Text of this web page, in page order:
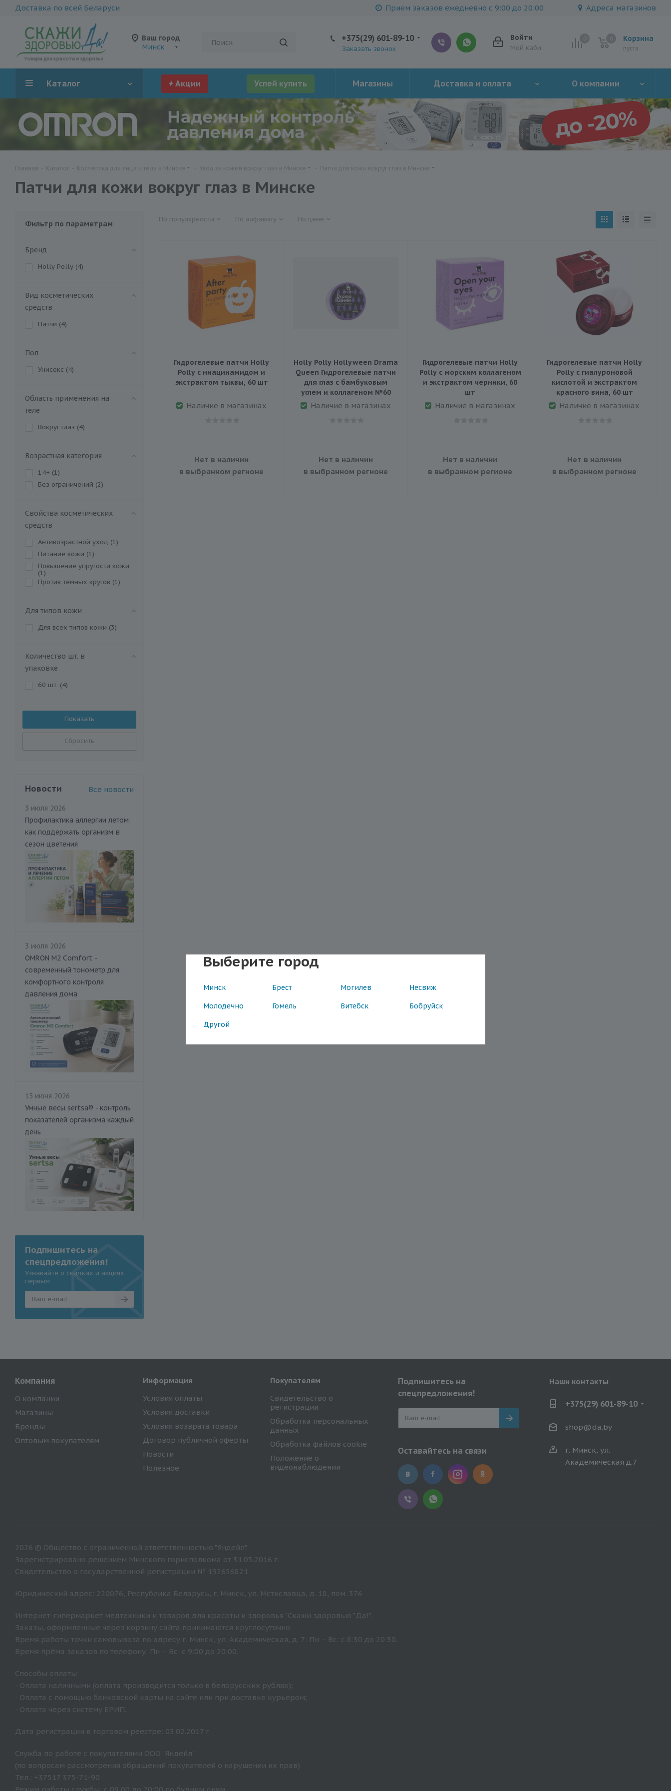
Выберите город
Минск Брест Могилев Несвиж
Молодечно Гомель Витебск Бобруйск
Другой
Доставка по всей Беларуси Прием заказов ежедневно с 9:00 до 20:00 Адреса магазинов
Ваш город
Минск
Корзина
пуста
Войти
Мой кабинет
+375(29) 601-89-10
Заказать звонок
Каталог Акции Успей купить Магазины Доставка и оплата О компании
Патчи для кожи вокруг глаз в Минске
По популярности По алфавиту По цене
Гидрогелевые патчи Holly
Polly с ниацинамидом и
экстрактом тыквы, 60 шт
Наличие в магазинах
Нет в наличии
в выбранном регионе
Holly Polly Hollyween Drama
Queen Гидрогелевые патчи
для глаз с бамбуковым
углем и коллагеном №60
Наличие в магазинах
Нет в наличии
в выбранном регионе
Гидрогелевые патчи Holly
Polly с морским коллагеном
и экстрактом черники, 60
шт
Наличие в магазинах
Нет в наличии
в выбранном регионе
Гидрогелевые патчи Holly
Polly с гиалуроновой
кислотой и экстрактом
красного вина, 60 шт
Наличие в магазинах
Нет в наличии
в выбранном регионе
Фильтр по параметрам
Бренд
Holly Polly (4)
Вид косметических
средств
Патчи (4)
Пол
Унисекс (4)
Область применения на
теле
Вокруг глаз (4)
Возрастная категория
14+ (1)
Без ограничений (2)
Свойства косметических
средств
Антивозрастной уход (1)
Питание кожи (1)
Повышение упругости кожи
(1)
Против темных кругов (1)
Для типов кожи
Для всех типов кожи (3)
Количество шт. в
упаковке
60 шт. (4)
Сбросить
Новости Все новости
3 июля 2026
Профилактика аллергии летом:
как поддержать организм в
сезон цветения
3 июля 2026
OMRON M2 Comfort -
современный тонометр для
комфортного контроля
давления дома
15 июня 2026
Умные весы sertsa® - контроль
показателей организма каждый
день
Подпишитесь на
спецпредложения!
Узнавайте о скидках и акциях
первым
Компания
О компании
Магазины
Бренды
Оптовым покупателям
Информация
Условия оплаты
Условия доставки
Условия возврата товара
Договор публичной оферты
Новости
Полезное
Покупателям
Свидетельство о
регистрации
Обработка персональных
данных
Обработка файлов cookie
Положение о
видеонаблюдении
Подпишитесь на
спецпредложения!
Оставайтесь на связи
Наши контакты
+375(29) 601-89-10
shop@da.by
г. Минск, ул.
Академическая д.7
2026 © Общество с ограниченной ответственностью "Яндейл".
Зарегистрировано решением Минского горисполкома от 31.05.2016 г.
Свидетельство о государственной регистрации № 192656821.
Юридический адрес: 220076, Республика Беларусь, г. Минск, ул. Мстиславца, д. 18, пом. 376
Интернет-гипермаркет медтехники и товаров для красоты и здоровья "Скажи здоровью "Да!".
Заказы, оформленные через корзину сайта принимаются круглосуточно.
Время работы точки самовывоза по адресу г. Минск, ул. Академическая, д. 7: Пн – Вс: с 8:30 до 20:30.
Время прёма заказов по телефону: Пн – Вс: с 9:00 до 20:00.
Способы оплаты:
- Оплата наличными (оплата производится только в белорусских рублях);
- Оплата с помощью банковской карты на сайте или при доставке курьером;
- Оплата через систему ЕРИП.
Дата регистрации в торговом реестре: 03.02.2017 г.
Служба по работе с покупателями ООО "Яндейл"
(по вопросам рассмотрения обращений покупателей о нарушении их прав)
Тел.: +37517 375-71-90
Режим работы службы: с 09:00 до 20:00 по будним дням.